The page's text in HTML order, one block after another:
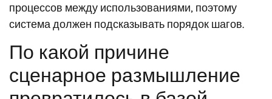
процессов между использованиями, поэтому
система должен подсказывать порядок шагов.
По какой причине
сценарное размышление